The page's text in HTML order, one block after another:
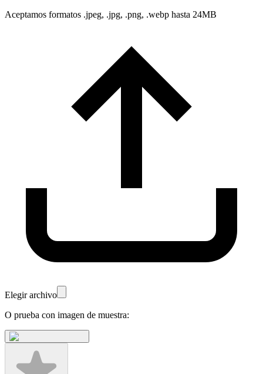
Aceptamos formatos .jpeg, .jpg, .png, .webp hasta 24MB
Elegir archivo
O prueba con imagen de muestra: